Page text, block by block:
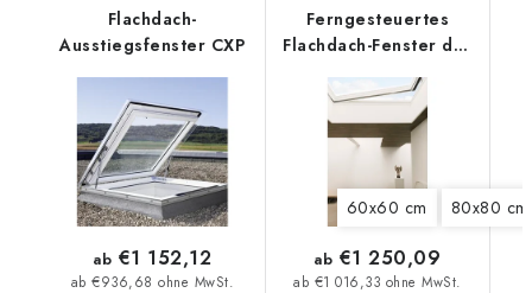
Flachdach-
Ausstiegsfenster CXP
ab €936,68 ohne MwSt.
ab €1 152,12
Ferngesteuertes
Flachdach-Fenster der
Velux CVU 0220Q
60x60 cm 80x80 cm
ab €1 016,33 ohne MwSt.
ab €1 250,09